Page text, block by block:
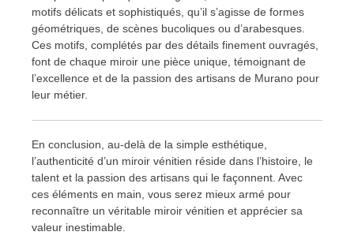
motifs délicats et sophistiqués, qu’il s’agisse de formes
géométriques, de scènes bucoliques ou d’arabesques.
Ces motifs, complétés par des détails finement ouvragés,
font de chaque miroir une pièce unique, témoignant de
l’excellence et de la passion des artisans de Murano pour
leur métier.
En conclusion, au-delà de la simple esthétique,
l’authenticité d’un miroir vénitien réside dans l’histoire, le
talent et la passion des artisans qui le façonnent. Avec
ces éléments en main, vous serez mieux armé pour
reconnaître un véritable miroir vénitien et apprécier sa
valeur inestimable.